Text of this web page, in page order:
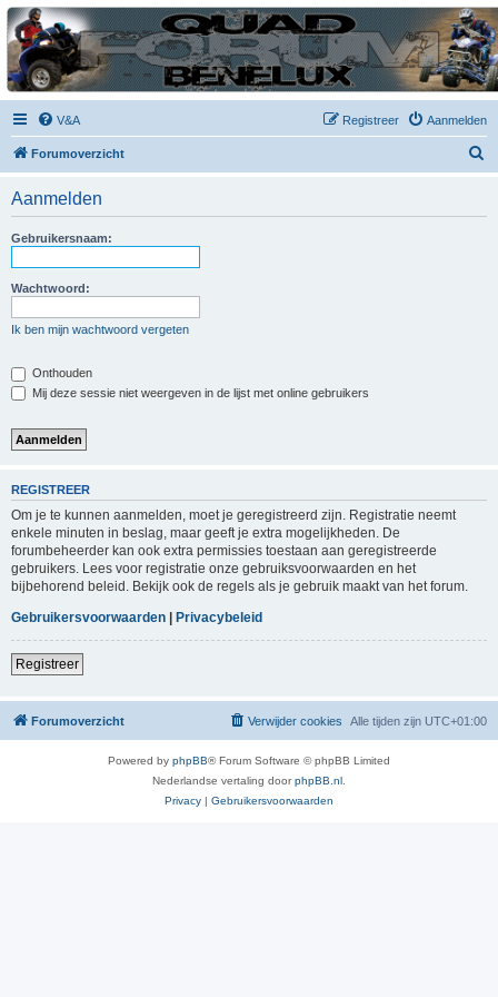
| QFB |
Hét quadforum van de Benelux
V&A Aanmelden
Registreer
Forumoverzicht
Aanmelden
Gebruikersnaam:
Wachtwoord:
Ik ben mijn wachtwoord vergeten
Onthouden
Mij deze sessie niet weergeven in de lijst met online gebruikers
REGISTREER
Om je te kunnen aanmelden, moet je geregistreerd zijn. Registratie neemt
enkele minuten in beslag, maar geeft je extra mogelijkheden. De
forumbeheerder kan ook extra permissies toestaan aan geregistreerde
gebruikers. Lees voor registratie onze gebruiksvoorwaarden en het
bijbehorend beleid. Bekijk ook de regels als je gebruik maakt van het forum.
Gebruikersvoorwaarden | Privacybeleid
Registreer
Forumoverzicht Alle tijden zijn UTC+01:00
Verwijder cookies
Powered by phpBB® Forum Software © phpBB Limited
Nederlandse vertaling doorphpBB.nl
Privacy | Gebruikersvoorwaarden